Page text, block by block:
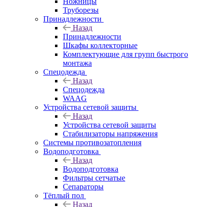
Труборезы
Принадлежности
Назад
Принадлежности
Шкафы коллекторные
Комплектующие для групп быстрого
монтажа
Спецодежда
Назад
Спецодежда
WAAG
Устройства сетевой защиты
Назад
Устройства сетевой защиты
Стабилизаторы напряжения
Системы противозатопления
Водоподготовка
Назад
Водоподготовка
Фильтры сетчатые
Сепараторы
Тёплый пол
Назад